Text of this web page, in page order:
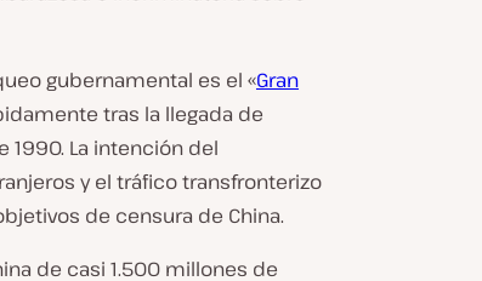
gubernamental es el «Gran
tras la llegada de
1990. La intención del
y el tráfico transfronterizo
de censura de China.
de casi 1.500 millones de